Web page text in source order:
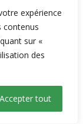
expérience
contenus
sur «
des
Accepter tout